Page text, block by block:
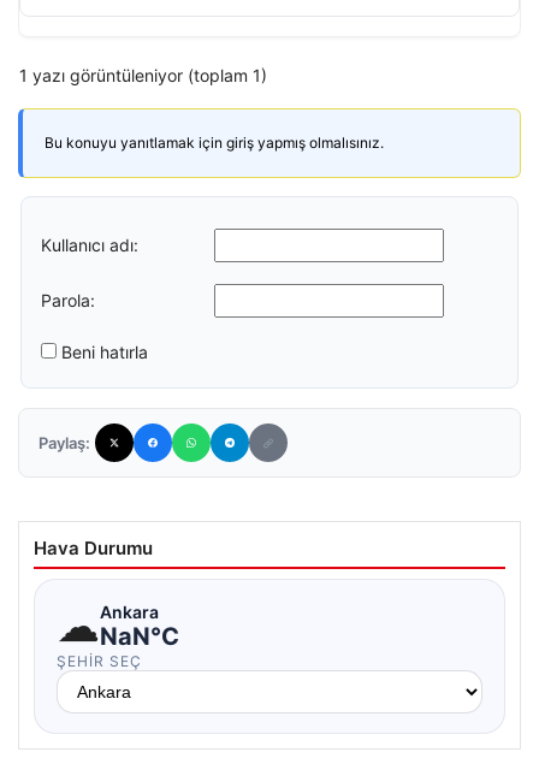
1 yazı görüntüleniyor (toplam 1)
Bu konuyu yanıtlamak için giriş yapmış olmalısınız.
Kullanıcı adı:
Parola:
Beni hatırla
Paylaş:
Hava Durumu
☁Ankara
NaN°C
ŞEHIR SEÇ